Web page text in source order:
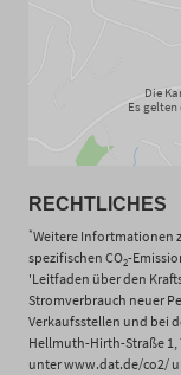
Die
Es gelten
RECHTLICHES
*Weitere Infortmationen
spezifischen CO2-
'Leitfaden über den
Stromverbrauch neuer
Verkaufsstellen und bei
Hellmuth-Hirth-Straße
unter www.dat.de/co2/